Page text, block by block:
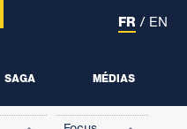
SAGA MÉDIAS
FR / EN